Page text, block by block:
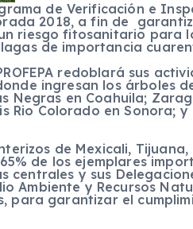
de Verificación e
2018, a fin de
riesgo fitosanitario para
de importancia
redoblará sus
ingresan los árboles
Negras en Coahuila;
Rio Colorado en Sonora;
de Mexicali, Tijuana,
de los ejemplares
centrales y sus
Ambiente y Recursos
para garantizar el